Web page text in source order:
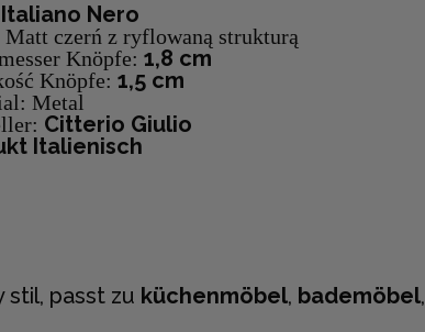
Italiano Nero
Matt czerń z ryflowaną strukturą
Knöpfe: 1,8 cm
Knöpfe: 1,5 cm
Metal
Citterio Giulio
Italienisch
stil, passt zu küchenmöbel, bademöbel,